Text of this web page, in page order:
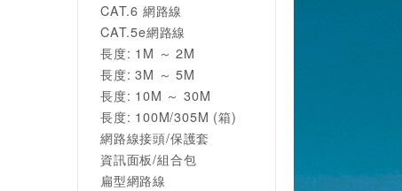
CAT.6 網路線
CAT.5e網路線
長度: 1M ～ 2M
長度: 3M ～ 5M
長度: 10M ～ 30M
長度: 100M/305M (箱)
網路線接頭/保護套
資訊面板/組合包
扁型網路線